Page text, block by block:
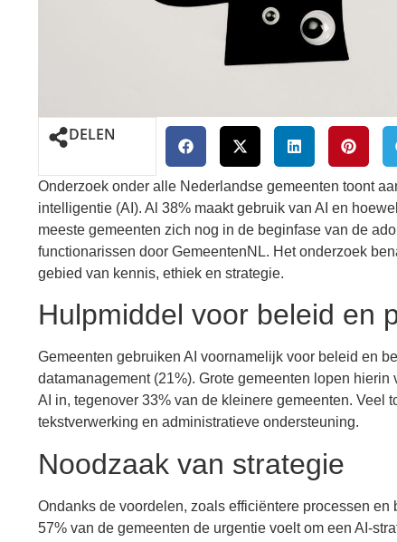
DELEN
Onderzoek onder alle Nederlandse gemeenten toont
intelligentie (AI). Al 38% maakt gebruik van AI en
meeste gemeenten zich nog in de beginfase van de
functionarissen door GemeentenNL. Het onderzoek
gebied van kennis, ethiek en strategie.
Hulpmiddel voor beleid en
Gemeenten gebruiken AI voornamelijk voor beleid en
datamanagement (21%). Grote gemeenten lopen
AI in, tegenover 33% van de kleinere gemeenten. Veel
tekstverwerking en administratieve ondersteuning.
Noodzaak van strategie
Ondanks de voordelen, zoals efficiëntere processen
57% van de gemeenten de urgentie voelt om een AI-